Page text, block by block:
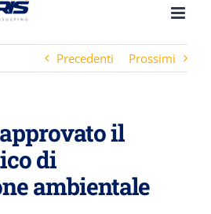
Precedenti Prossimi
il
di
ambientale